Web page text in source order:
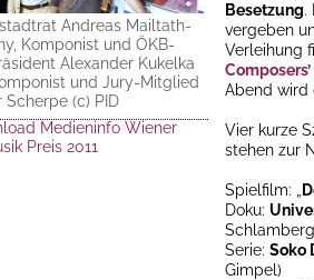
Andreas Mailtath-
Komponist und ÖKB-
Alexander Kukelka
und Jury-Mitglied
Scherpe (c) PID
Medieninfo Wiener
Preis 2011
Besetzung.
vergeben
Verleihung
Abend wird
Vier kurze
stehen zur
Spielfilm: „
Doku:
Serie: Soko
Gimpel)